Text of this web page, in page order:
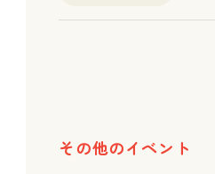
その他のイベント